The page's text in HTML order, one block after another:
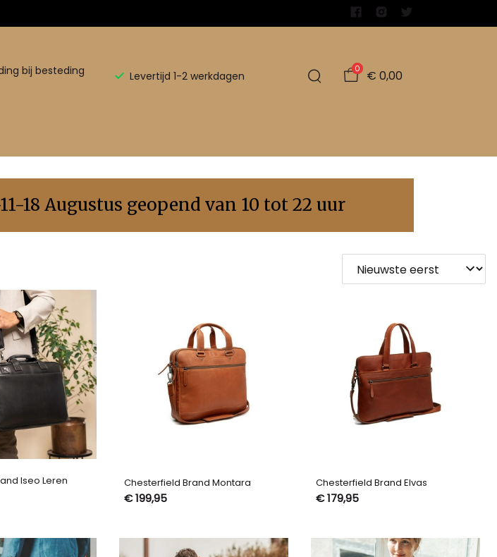
bij besteding
Levertijd 1-2 werkdagen
0 € 0,00
18 Augustus geopend van 10 tot 22 uur
Iseo Leren Chesterfield Brand Montara
€ 199,95
Chesterfield Brand Elvas
€ 179,95